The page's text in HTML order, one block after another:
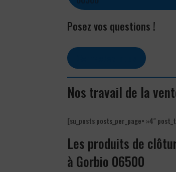
Posez vos questions !
Nos travail de la
[su_posts posts_per_page= »4″
Les produits de
à Gorbio 06500